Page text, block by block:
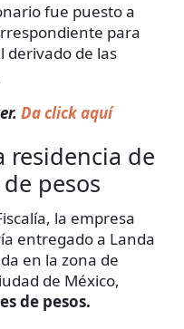
fue puesto a
para
derivado de las
Da click aquí
residencia de
pesos
la empresa
entregado a Landa
en la zona de
de México,
de pesos.